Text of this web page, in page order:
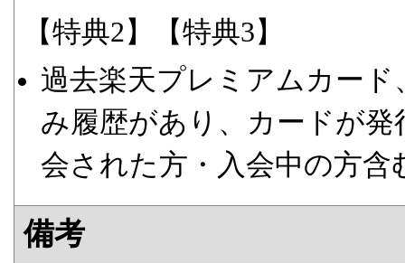
【特典2】【特典3】
過去楽天プレミアムカー
み履歴があり、カードが
会された方・入会中の方含
備考